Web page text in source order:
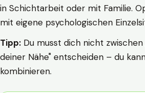
in Schichtarbeit oder mit Familie.
mit eigene psychologischen
Tipp: Du musst dich nicht zwischen
deiner Nähe" entscheiden – du
kombinieren.